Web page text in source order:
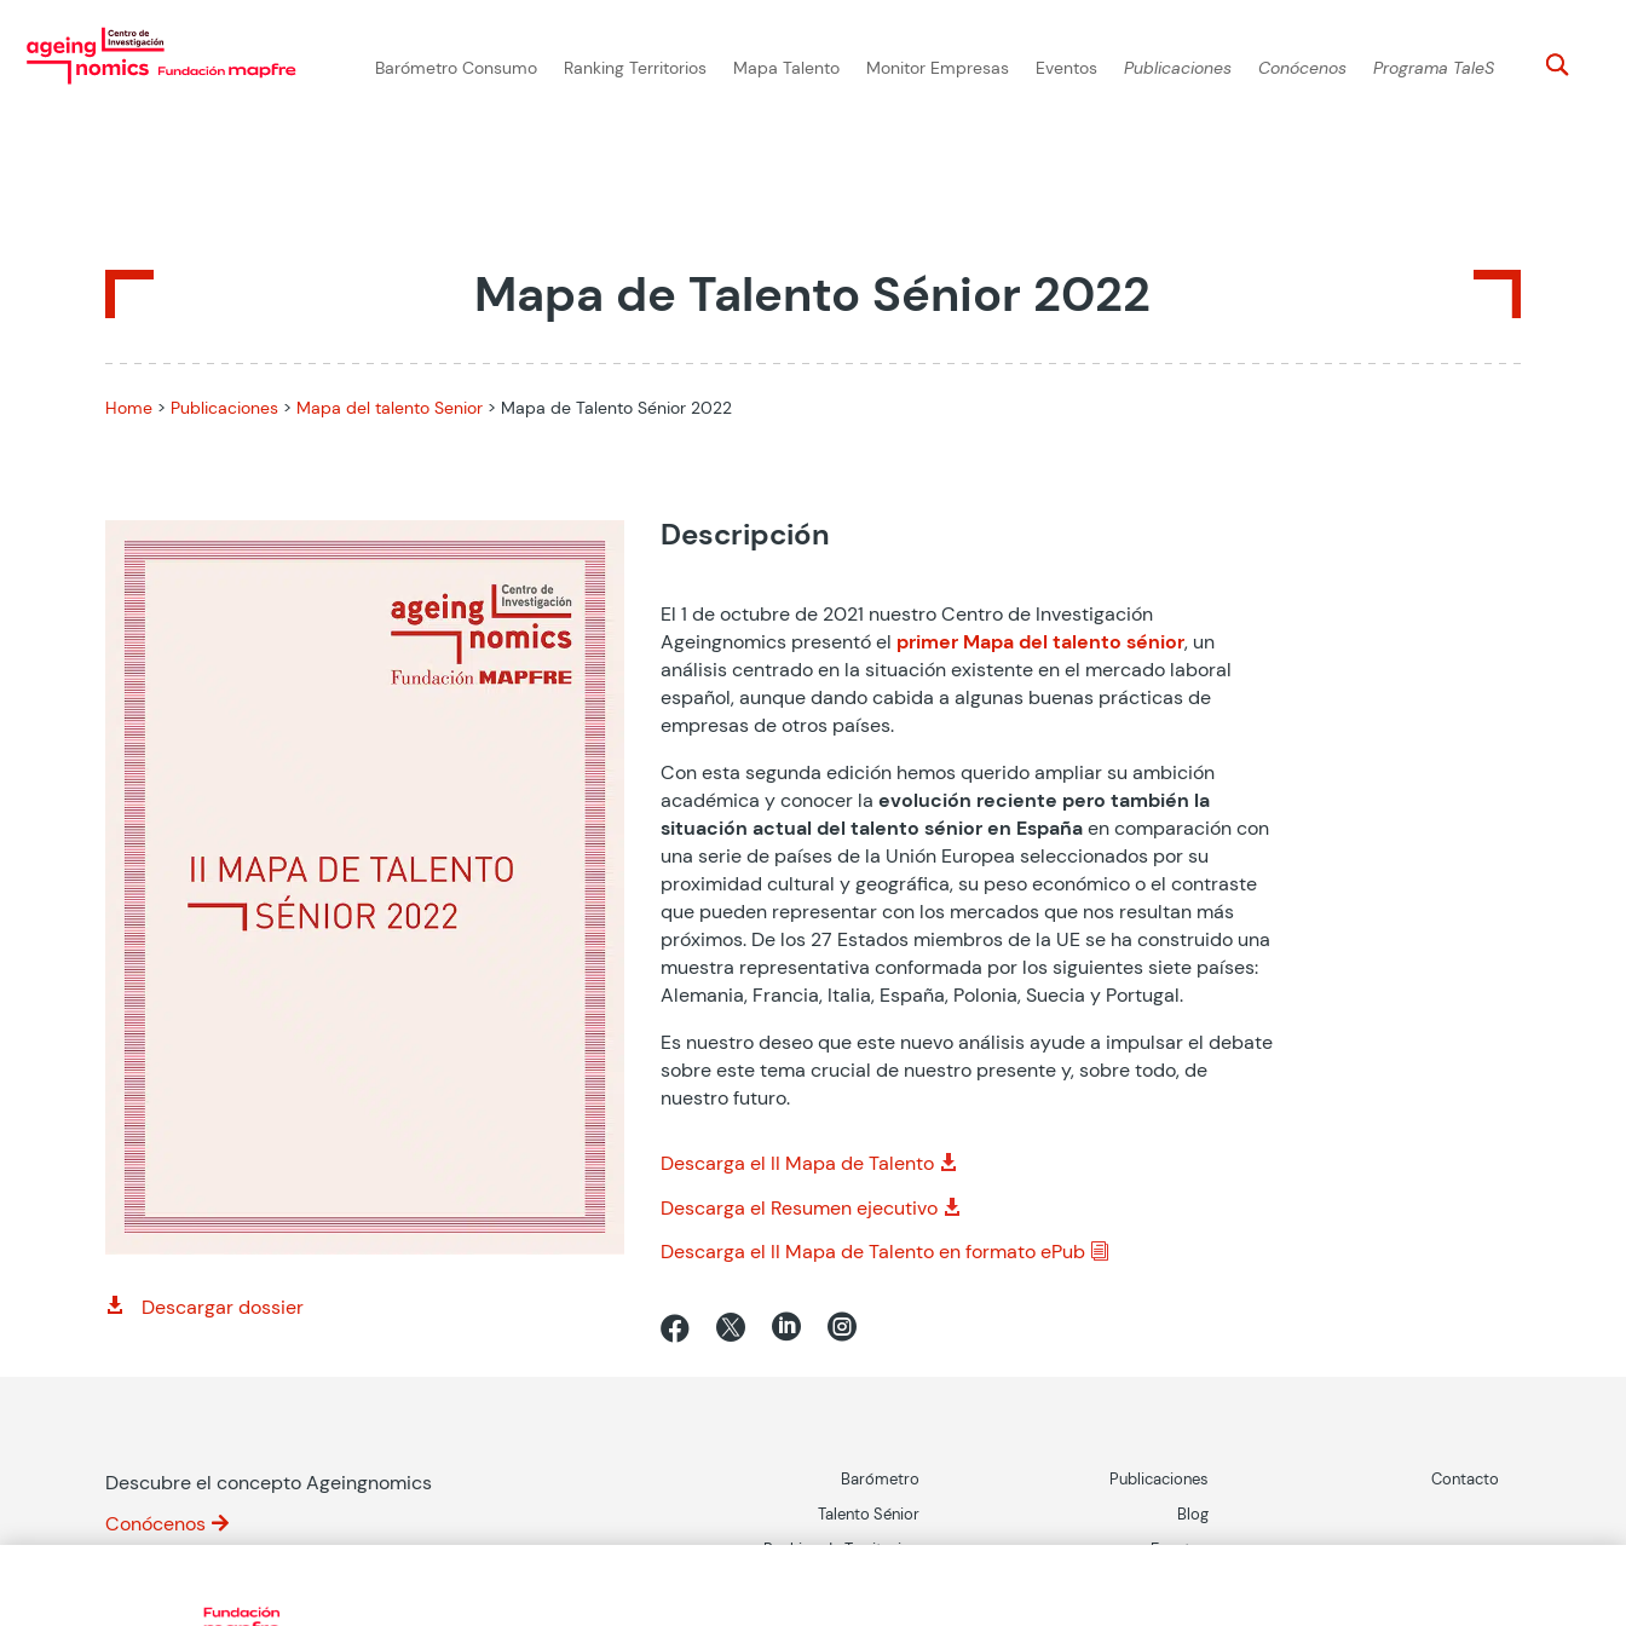
Barómetro Consumo Ranking Territorios Mapa Talento Monitor Empresas Eventos Publicaciones Conócenos Programa TaleS
Mapa de Talento Sénior 2022
Home > Publicaciones > Mapa del talento Senior > Mapa de Talento Sénior 2022
 Descargar dossier
Descripción
El 1 de octubre de 2021 nuestro Centro de Investigación
Ageingnomics presentó el primer Mapa del talento sénior, un
análisis centrado en la situación existente en el mercado laboral
español, aunque dando cabida a algunas buenas prácticas de
empresas de otros países.
Con esta segunda edición hemos querido ampliar su ambición
académica y conocer la evolución reciente pero también la
situación actual del talento sénior en Españaen comparación con
una serie de países de la Unión Europea seleccionados por su
proximidad cultural y geográfica, su peso económico o el contraste
que pueden representar con los mercados que nos resultan más
próximos. De los 27 Estados miembros de la UE se ha construido una
muestra representativa conformada por los siguientes siete países:
Alemania, Francia, Italia, España, Polonia, Suecia y Portugal.
Es nuestro deseo que este nuevo análisis ayude a impulsar el debate
sobre este tema crucial de nuestro presente y, sobre todo, de
nuestro futuro.
Descarga el II Mapa de Talento
Descarga el Resumen ejecutivo
Descarga el II Mapa de Talento en formato ePub
   
Descubre el concepto Ageingnomics
Conócenos
Barómetro
Talento Sénior
Ranking de Territorios
Publicaciones
Blog
Eventos
Contacto